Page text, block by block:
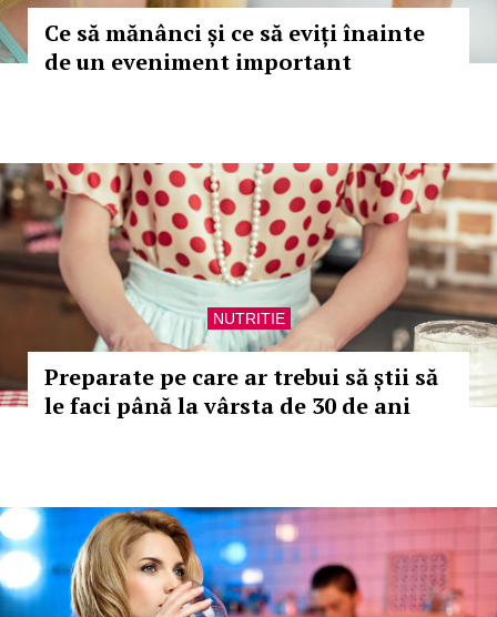
Ce să mănânci și ce să eviți înainte
de un eveniment important
NUTRITIE
Preparate pe care ar trebui să știi să
le faci până la vârsta de 30 de ani